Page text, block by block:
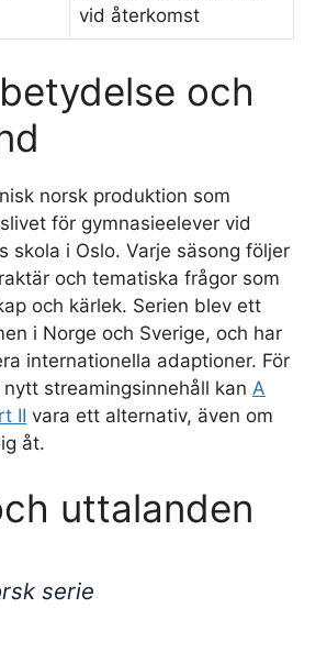
vid återkomst
och
norsk produktion som
för gymnasieelever vid
skola i Oslo. Varje säsong följer
och tematiska frågor som
och kärlek. Serien blev ett
i Norge och Sverige, och har
internationella adaptioner. För
streamingsinnehåll kan A
II vara ett alternativ, även om
åt.
uttalanden
serie